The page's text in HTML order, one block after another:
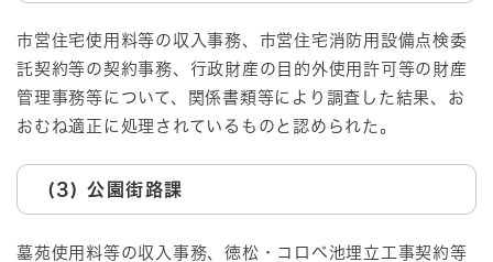
市営住宅使用料等の収入事務、市営住宅消防用設備点検委
託契約等の契約事務、行政財産の目的外使用許可等の財産
管理事務等について、関係書類等により調査した結果、お
おむね適正に処理されているものと認められた。
(3) 公園街路課
墓苑使用料等の収入事務、徳松・コロベ池埋立工事契約等